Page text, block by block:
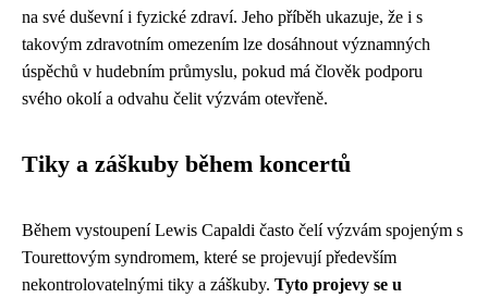
na své duševní i fyzické zdraví. Jeho příběh ukazuje, že i s
takovým zdravotním omezením lze dosáhnout významných
úspěchů v hudebním průmyslu, pokud má člověk podporu
svého okolí a odvahu čelit výzvám otevřeně.
Tiky a záškuby během koncertů
Během vystoupení Lewis Capaldi často čelí výzvám spojeným s
Tourettovým syndromem, které se projevují především
nekontrolovatelnými tiky a záškuby. Tyto projevy se u